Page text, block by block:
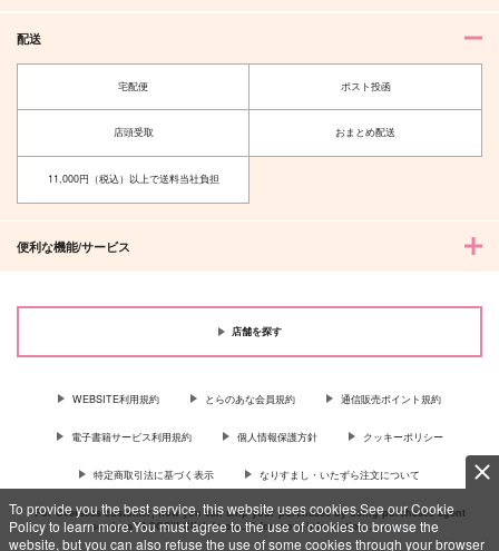
To provide you the best service, this website uses cookies.See our Cookie
Policy to learn more.You must agree to the use of cookies to browse the
website, but you can also refuse the use of some cookies through your browser
配送
宅配便 ポスト投函
店頭受取 おまとめ配送
11,000円（税込）以上で送料当社負担
便利な機能/サービス
店舗を探す
WEBSITE利用規約 とらのあな会員規約 通信販売ポイント規約
電子書籍サービス利用規約 個人情報保護方針 クッキーポリシー
特定商取引法に基づく表示 なりすまし・いたずら注文について
For Overseas customer, now you can ship your purchases by using purchases agent
services “AOCS”! Click {more…} for more information …more